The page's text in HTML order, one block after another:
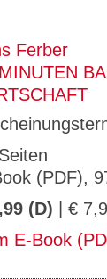
Ferber
(PDF),
(D) | €
E-Book